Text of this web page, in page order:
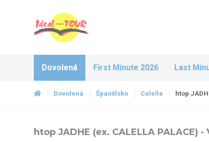
Dovolená First Minute 2026 Last
Dovolená Španělsko Calella htop
htop JADHE (ex. CALELLA PALACE) -